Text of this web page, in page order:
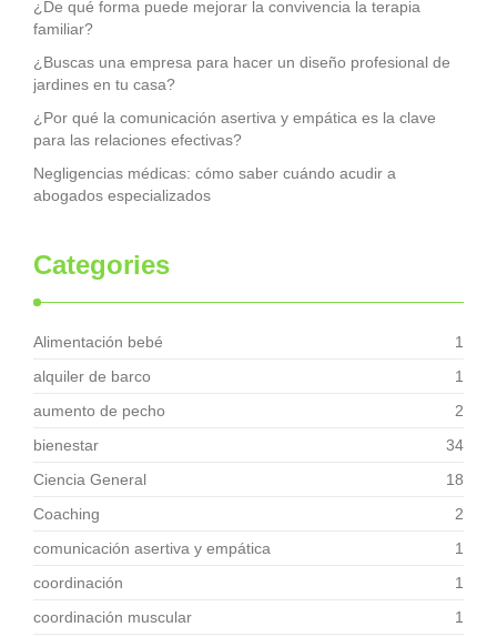
¿De qué forma puede mejorar la convivencia la terapia
familiar?
¿Buscas una empresa para hacer un diseño profesional de
jardines en tu casa?
¿Por qué la comunicación asertiva y empática es la clave
para las relaciones efectivas?
Negligencias médicas: cómo saber cuándo acudir a
abogados especializados
Categories
Alimentación bebé
1
alquiler de barco
1
aumento de pecho
2
bienestar
34
Ciencia General
18
Coaching
2
comunicación asertiva y empática
1
coordinación
1
coordinación muscular
1